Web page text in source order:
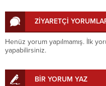
ZİYARETÇİ
Henüz yorum yapılmamış. İlk
yapabilirsiniz.
BİR YORUM YAZ